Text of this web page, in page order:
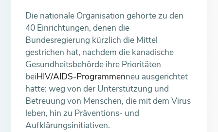
Die nationale Organisation gehörte zu den
40 Einrichtungen, denen die
Bundesregierung kürzlich die Mittel
gestrichen hat, nachdem die kanadische
Gesundheitsbehörde ihre Prioritäten
beiHIV/AIDS-Programmenneu ausgerichtet
hatte: weg von der Unterstützung und
Betreuung von Menschen, die mit dem Virus
leben, hin zu Präventions- und
Aufklärungsinitiativen.